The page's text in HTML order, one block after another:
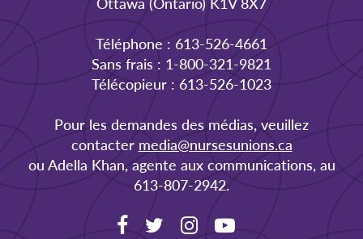
Téléphone : 613-526-4661
Sans frais : 1-800-321-9821
Télécopieur : 613-526-1023
Pour les demandes des médias, veuillez
contacter media@nursesunions.ca
ou Adella Khan, agente aux communications, au
613-807-2942.